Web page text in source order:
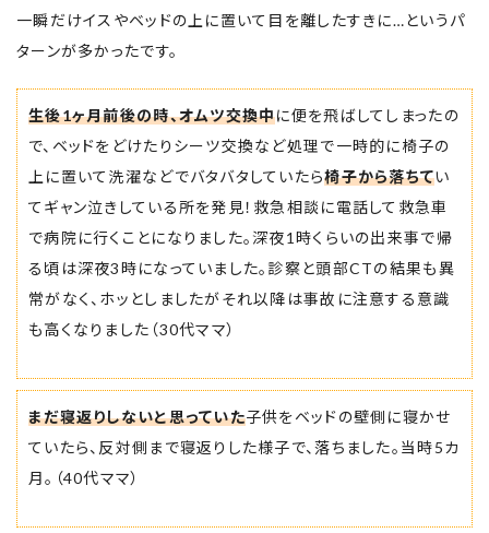
一瞬だけイスやベッドの上に置いて目を離したすきに…というパ
ターンが多かったです。
生後1ヶ月前後の時、オムツ交換中に便を飛ばしてしまったの
で、ベッドをどけたりシーツ交換など処理で一時的に椅子の
上に置いて洗濯などでバタバタしていたら椅子から落ちてい
てギャン泣きしている所を発見！救急相談に電話して救急車
で病院に行くことになりました。深夜1時くらいの出来事で帰
る頃は深夜3時になっていました。診察と頭部CTの結果も異
常がなく、ホッとしましたがそれ以降は事故に注意する意識
も高くなりました（30代ママ）
まだ寝返りしないと思っていた子供をベッドの壁側に寝かせ
ていたら、反対側まで寝返りした様子で、落ちました。当時5カ
月。（40代ママ）